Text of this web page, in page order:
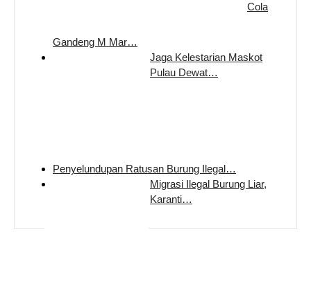
Cola
Gandeng M Mar…
Jaga Kelestarian Maskot
Pulau Dewat…
Penyelundupan Ratusan Burung Ilegal…
Migrasi Ilegal Burung Liar,
Karanti…